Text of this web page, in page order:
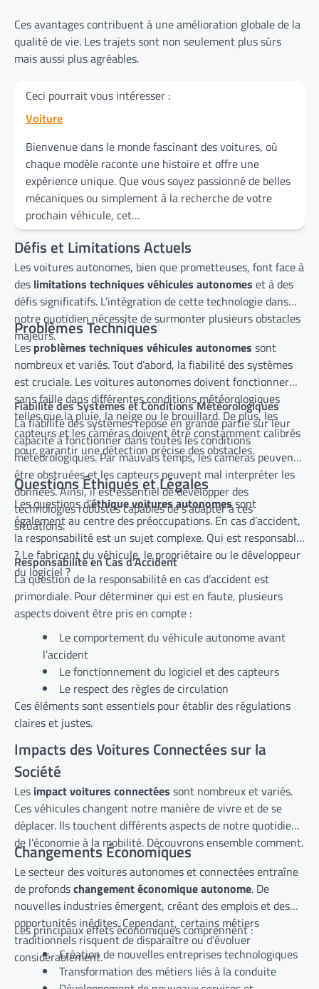
Ces avantages contribuent à une amélioration globale de la
qualité de vie. Les trajets sont non seulement plus sûrs
mais aussi plus agréables.
Ceci pourrait vous intéresser :
Voiture
Bienvenue dans le monde fascinant des voitures, où
chaque modèle raconte une histoire et offre une
expérience unique. Que vous soyez passionné de belles
mécaniques ou simplement à la recherche de votre
prochain véhicule, cet…
Défis et Limitations Actuels
Les voitures autonomes, bien que prometteuses, font face à
des limitations techniques véhicules autonomes et à des
défis significatifs. L’intégration de cette technologie dans
notre quotidien nécessite de surmonter plusieurs obstacles
majeurs.
Problèmes Techniques
Les problèmes techniques véhicules autonomes sont
nombreux et variés. Tout d’abord, la fiabilité des systèmes
est cruciale. Les voitures autonomes doivent fonctionner
sans faille dans différentes conditions météorologiques
telles que la pluie, la neige ou le brouillard. De plus, les
capteurs et les caméras doivent être constamment calibrés
pour garantir une détection précise des obstacles.
Fiabilité des Systèmes et Conditions Météorologiques
La fiabilité des systèmes repose en grande partie sur leur
capacité à fonctionner dans toutes les conditions
météorologiques. Par mauvais temps, les caméras peuvent
être obstruées et les capteurs peuvent mal interpréter les
données. Ainsi, il est essentiel de développer des
technologies robustes capables de s’adapter à ces
situations.
Questions Éthiques et Légales
Les questions d’éthique voitures autonomessont
également au centre des préoccupations. En cas d’accident,
la responsabilité est un sujet complexe. Qui est responsable
? Le fabricant du véhicule, le propriétaire ou le développeur
du logiciel ?
Responsabilité en Cas d’Accident
La question de la responsabilité en cas d’accident est
primordiale. Pour déterminer qui est en faute, plusieurs
aspects doivent être pris en compte :
Le comportement du véhicule autonome avant
l’accident
Le fonctionnement du logiciel et des capteurs
Le respect des règles de circulation
Ces éléments sont essentiels pour établir des régulations
claires et justes.
Impacts des Voitures Connectées sur la
Société
Les impact voitures connectées sont nombreux et variés.
Ces véhicules changent notre manière de vivre et de se
déplacer. Ils touchent différents aspects de notre quotidien,
de l’économie à la mobilité. Découvrons ensemble comment.
Changements Économiques
Le secteur des voitures autonomes et connectées entraîne
de profondschangement économique autonome. De
nouvelles industries émergent, créant des emplois et des
opportunités inédites. Cependant, certains métiers
traditionnels risquent de disparaître ou d’évoluer
considérablement.
Les principaux effets économiques comprennent :
Création de nouvelles entreprises technologiques
Transformation des métiers liés à la conduite